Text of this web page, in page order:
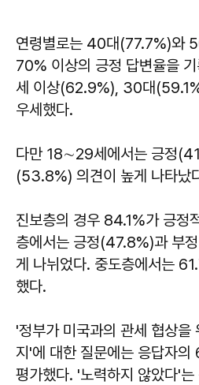
연령별로는 40대(77.7%)와
70% 이상의 긍정 답변율을
세 이상(62.9%), 30대
우세했다.
다만 18∼29세에서는 긍정
(53.8%) 의견이 높게 나타났
진보층의 경우 84.1%가 긍정
층에서는 긍정(47.8%)과 부
게 나뉘었다. 중도층에서는
했다.
'정부가 미국과의 관세 협상을
지'에 대한 질문에는 응답자
평가했다. '노력하지 않았다'